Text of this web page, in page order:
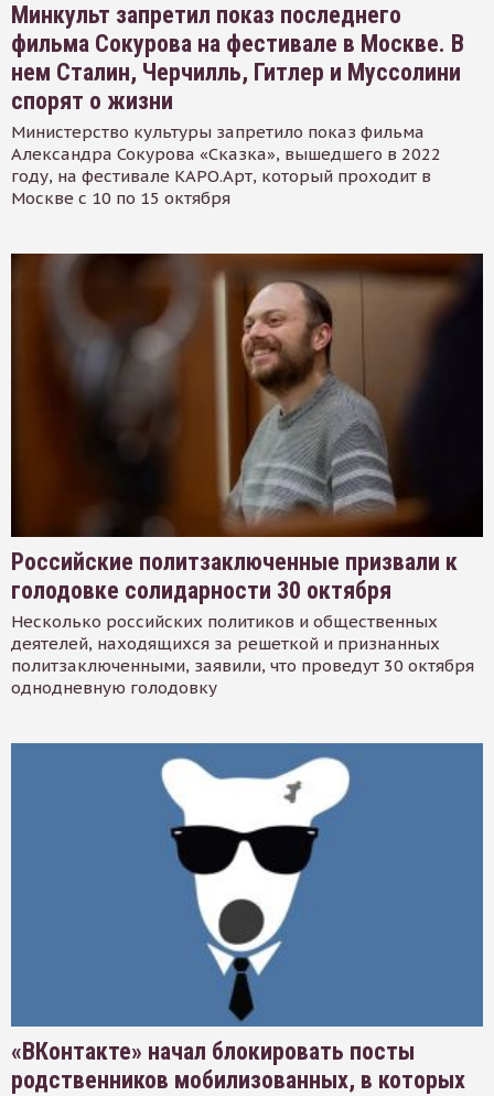
Минкульт запретил показ последнего
фильма Сокурова на фестивале в Москве. В
нем Сталин, Черчилль, Гитлер и Муссолини
спорят о жизни
Министерство культуры запретило показ фильма
Александра Сокурова «Сказка», вышедшего в 2022
году, на фестивале КАРО.Арт, который проходит в
Москве с 10 по 15 октября
Российские политзаключенные призвали к
голодовке солидарности 30 октября
Несколько российских политиков и общественных
деятелей, находящихся за решеткой и признанных
политзаключенными, заявили, что проведут 30 октября
однодневную голодовку
«ВКонтакте» начал блокировать посты
родственников мобилизованных, в которых